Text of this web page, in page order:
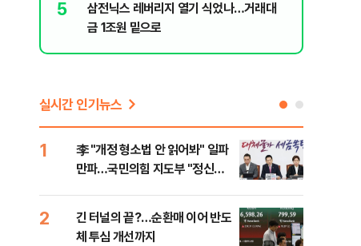
5
삼전닉스 레버리지 열기 식었나…거래대
금 1조원 밑으로
실시간 인기뉴스
1
李 "개정 형소법 안 읽어봐" 일파
만파…국민의힘 지도부 "정신세
2
긴 터널의 끝?…순환매 이어 반도
체 투심 개선까지